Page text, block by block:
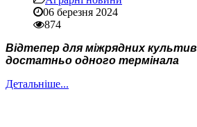
06 березня 2024
874
Відтепер для міжрядних
достатньо одного термінала
Детальніше...